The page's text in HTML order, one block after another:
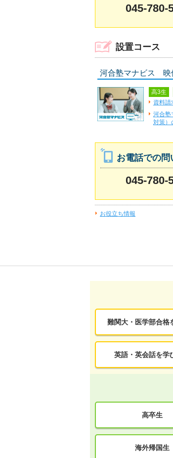
045-780-
設置コース
河合塾マナビス 映
高3生
資料請
河合
対策）
お電話での問
045-780-
お役立ち情報
難関大・医学部合格
英語・英会話を学
高卒生
海外帰国生